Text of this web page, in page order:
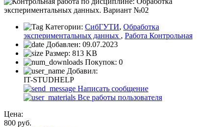
Категории: СибГУТИ, Обработка
экспериментальных данных , Работа Контрольная
Добавлен: 09.07.2023
Размер: 813 KB
Покупок: 0
Добавил:
IT-STUDHELP
Написать сообщение
Все работы пользователя
Цена:
800 руб.